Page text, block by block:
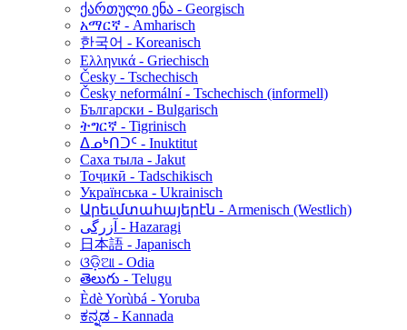
ქართული ენა - Georgisch
አማርኛ - Amharisch
한국어 - Koreanisch
Ελληνικά - Griechisch
Česky - Tschechisch
Česky neformální - Tschechisch (informell)
Български - Bulgarisch
ትግርኛ - Tigrinisch
ᐃᓄᒃᑎᑐᑦ - Inuktitut
Саха тыла - Jakut
Тоҷикӣ - Tadschikisch
Українська - Ukrainisch
Արեւմտահայերէն - Armenisch (Westlich)
آزرگی - Hazaragi
日本語 - Japanisch
ଓଡ଼ିଆ - Odia
తెలుగు - Telugu
Èdè Yorùbá - Yoruba
ಕನ್ನಡ - Kannada